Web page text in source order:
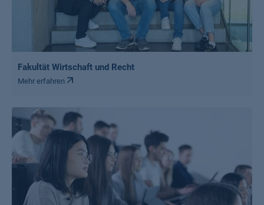
Fakultät Wirtschaft und Recht
Mehr erfahren